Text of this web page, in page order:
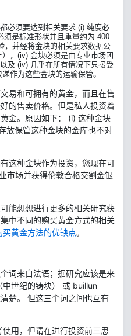
必须要达到相关要求 (i) 纯度必
须是标准形状并且重量约为 400
，并经将金块的相关要求数据公
，(iv) 金块必须是由专业市场团
及 (iv) 几乎在所有情况下只接受
作为这些金块的运输保管。
易和可拥有的黄金，而且在售
的售卖价格。但是私人投资着
金。原因如下： (i) 这种金块
放保管这种金块的金库也不对
这种金块作为投资，您现在可
市场并获得伦敦合格交割金银
能想想进行更多的相关研究获
中不同的购买黄金方式的相关
买黄金方法的优缺点。
词来自法语；据研究应该是来
世纪的铸块） 或 buillun
楚。 但这三个词之间也互有
用，但请在进行投资前三思